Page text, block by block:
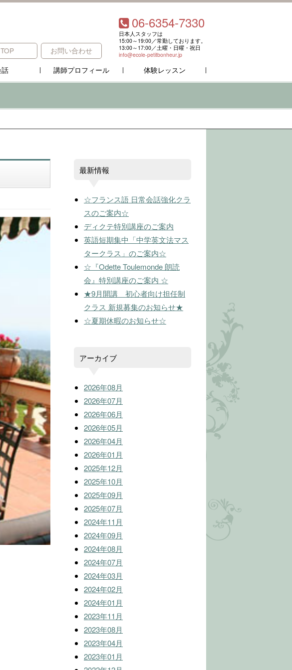
TOP お問い合わせ
06-6354-7330
日本人スタッフは
15:00～19:00／常勤しております。
13:00～17:00／土曜・日曜・祝日
info@ecole-petitbonheur.jp
講師プロフィール 体験レッスン
最新情報
☆フランス語 日常会話強化クラ
スのご案内☆
ディクテ特別講座のご案内
英語短期集中「中学英文法マス
タークラス」のご案内☆
☆『Odette Toulemonde 朗読
会』特別講座のご案内 ☆
★9月開講 初心者向け担任制
クラス 新規募集のお知らせ★
☆夏期休暇のお知らせ☆
アーカイブ
2026年08月
2026年07月
2026年06月
2026年05月
2026年04月
2026年01月
2025年12月
2025年10月
2025年09月
2025年07月
2024年11月
2024年09月
2024年08月
2024年07月
2024年03月
2024年02月
2024年01月
2023年11月
2023年08月
2023年04月
2023年01月